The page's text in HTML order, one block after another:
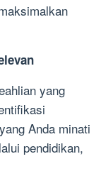
yang
Anda minati
pendidikan,